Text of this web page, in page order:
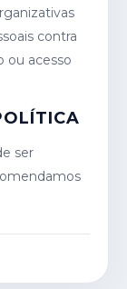
contra
ou acesso
ser